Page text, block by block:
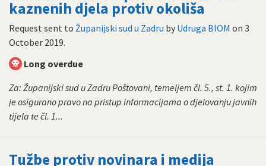
kaznenih djela protiv okoliša
Request sent to Županijski sud u Zadru by Udruga BIOM on 3
October 2019.
Long overdue
Za: Županijski sud u Zadru Poštovani, temeljem čl. 5., st. 1. kojim
je osigurano pravo na pristup informacijama o djelovanju javnih
tijela te čl. 1...
Tužbe protiv novinara i medija